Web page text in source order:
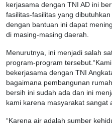
kerjasama dengan TNI AD ini
fasilitas-fasilitas yang
dengan bantuan ini dapat
di masing-masing daerah.
Menurutnya, ini menjadi salah
program-program
bekerjasama dengan TNI
bagaimana pembangunan
bersih ini sudah ada dan ini
kami karena masyarakat sangat
“Karena air adalah sumber